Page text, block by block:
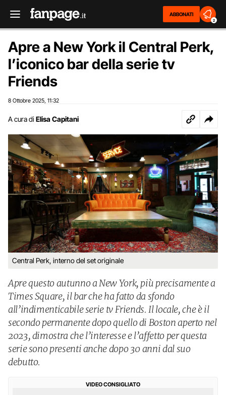
ABBONATI
2
Apre a New York il Central Perk,
l’iconico bar della serie tv
Friends
8 Ottobre 2025 11:32
A cura di Elisa Capitani
Central Perk, interno del set originale
Apre questo autunno a New York, più precisamente a
Times Square, il bar che ha fatto da sfondo
all’indimenticabile serie tv Friends. Il locale, che è il
secondo permanente dopo quello di Boston aperto nel
2023, dimostra che l’interesse e l’affetto per questa
serie sono presenti anche dopo 30 anni dal suo
debutto.
VIDEO CONSIGLIATO